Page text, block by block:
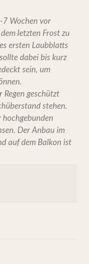
7 Wochen vor
letzten Frost zu
ersten Laubblatts
dabei bis kurz
sein, um
geschützt
stehen.
hochgebunden
Der Anbau im
auf dem Balkon ist